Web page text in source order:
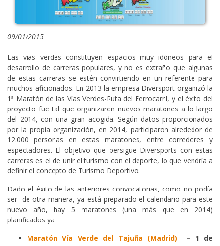
09/01/2015
Las vías verdes constituyen espacios muy idóneos para el
desarrollo de carreras populares, y no es extraño que algunas
de estas carreras se estén convirtiendo en un referente para
muchos aficionados. En 2013 la empresa Diversport organizó la
1ª Maratón de las Vías Verdes-Ruta del Ferrocarril, y el éxito del
proyecto fue tal que organizaron nuevos maratones a lo largo
del 2014, con una gran acogida. Según datos proporcionados
por la propia organización, en 2014, participaron alrededor de
12.000 personas en estas maratones, entre corredores y
espectadores. El objetivo que persigue Diversports con estas
carreras es el de unir el turismo con el deporte, lo que vendría a
definir el concepto de Turismo Deportivo.
Dado el éxito de las anteriores convocatorias, como no podía
ser de otra manera, ya está preparado el calendario para este
nuevo año, hay 5 maratones (una más que en 2014)
planificados ya:
Maratón Vía Verde del Tajuña (Madrid) – 1 de